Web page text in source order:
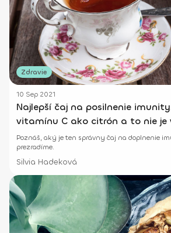
Zdravie
10 Sep 2021
Najlepší čaj na posilnenie
vitamínu C ako citrón a to nie je
Poznáš, aký je ten správny čaj na doplnenie
prezradíme.
Silvia Hadeková